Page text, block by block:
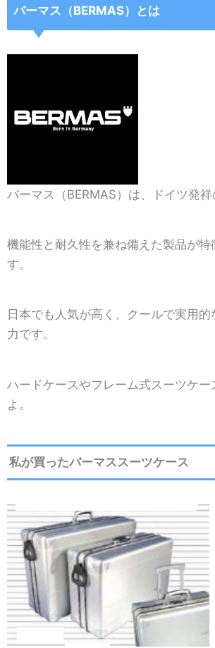
バーマス（BERMAS）とは
バーマス（BERMAS）は、ドイツ発
機能性と耐久性を兼ね備えた製品が
す。
日本でも人気が高く、クールで実用
力です。
ハードケースやフレーム式スーツケ
よ。
私が買ったバーマススーツケース